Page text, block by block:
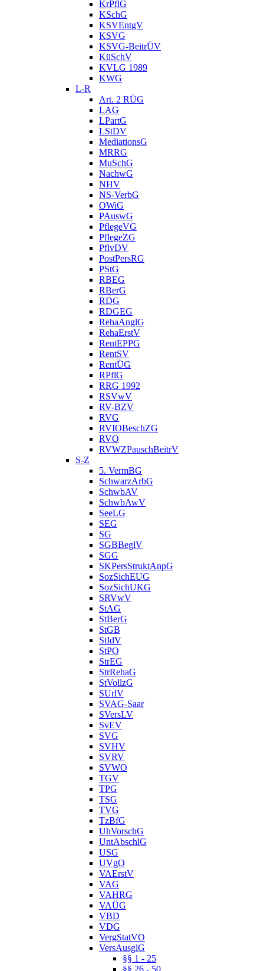
KrPflG
KSchG
KSVEntgV
KSVG
KSVG-BeitrÜV
KüSchV
KVLG 1989
KWG
L-R
Art. 2 RÜG
LAG
LPartG
LStDV
MediationsG
MRRG
MuSchG
NachwG
NHV
NS-VerbG
OWiG
PAuswG
PflegeVG
PflegeZG
PflvDV
PostPersRG
PStG
RBEG
RBerG
RDG
RDGEG
RehaAnglG
RehaErstV
RentEPPG
RentSV
RentÜG
RPflG
RRG 1992
RSVwV
RV-BZV
RVG
RVIOBeschZG
RVO
RVWZPauschBeitrV
S-Z
5. VermBG
SchwarzArbG
SchwbAV
SchwbAwV
SeeLG
SEG
SG
SGBBeglV
SGG
SKPersStruktAnpG
SozSichEUG
SozSichUKG
SRVwV
StAG
StBerG
StGB
StIdV
StPO
StrEG
StrRehaG
StVollzG
SUrlV
SVAG-Saar
SVersLV
SvEV
SVG
SVHV
SVRV
SVWO
TGV
TPG
TSG
TVG
TzBfG
UhVorschG
UntAbschlG
USG
UVgO
VAErstV
VAG
VAHRG
VAÜG
VBD
VDG
VergStatVO
VersAusglG
§§ 1 - 25
§§ 26 - 50